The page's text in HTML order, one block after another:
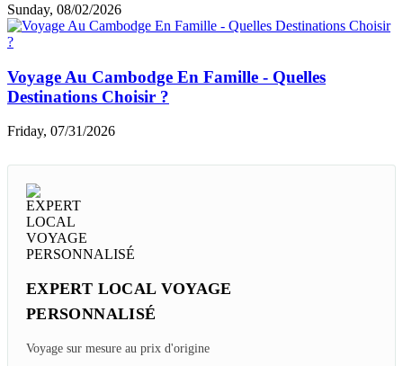
Sunday, 08/02/2026
Voyage Au Cambodge En Famille - Quelles
Destinations Choisir ?
Friday, 07/31/2026
EXPERT LOCAL VOYAGE
PERSONNALISÉ
Voyage sur mesure au prix d'origine